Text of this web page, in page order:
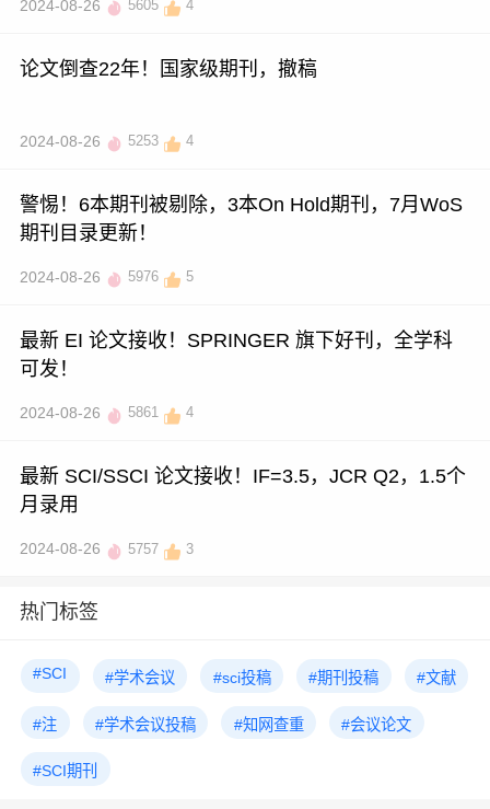
2024-08-26 5605 4
论文倒查22年！国家级期刊，撤稿
2024-08-26 5253 4
警惕！6本期刊被剔除，3本On Hold期刊，7月WoS
期刊目录更新！
2024-08-26 5976 5
最新 EI 论文接收！SPRINGER 旗下好刊，全学科
可发！
2024-08-26 5861 4
最新 SCI/SSCI 论文接收！IF=3.5，JCR Q2，1.5个
月录用
2024-08-26 5757 3
热门标签
#SCI #学术会议 #sci投稿 #期刊投稿 #文献
#注 #学术会议投稿 #知网查重 #会议论文
#SCI期刊